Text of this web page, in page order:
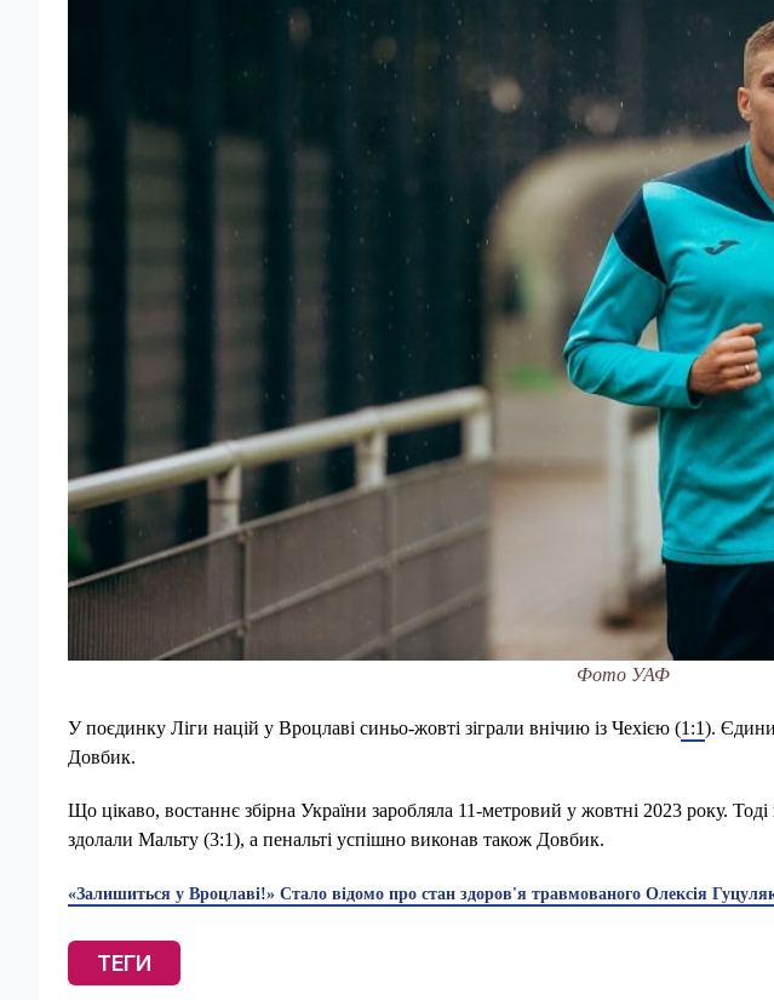
Фото УАФ
У поєдинку Ліги націй у Вроцлаві синьо-жовті зіграли внічию із Чехією (1:1).
Довбик.
Що цікаво, востаннє збірна України заробляла 11-метровий у жовтні 2023 року. Тоді
здолали Мальту (3:1), а пенальті успішно виконав також Довбик.
«Залишиться у Вроцлаві!» Стало відомо про стан здоров'я травмованого Олексія
ТЕГИ